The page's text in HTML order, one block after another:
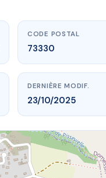
CODE POSTAL
73330
DERNIÈRE MODIF.
23/10/2025